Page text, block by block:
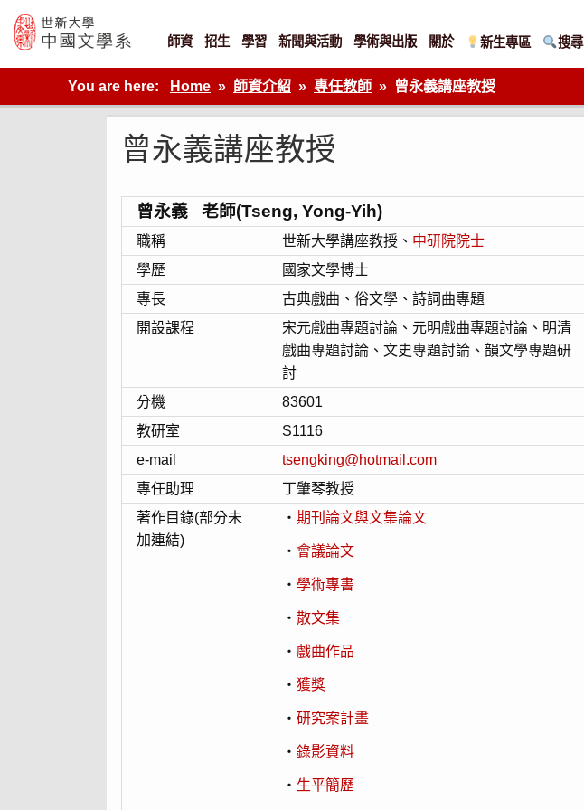
content
世新大學教學單位的網站
師資 招生 學習 新聞與活動 學術與出版 關於 新生專區 搜尋
You are here: Home 師資介紹 專任教師 曾永義講座教授
曾永義講座教授
曾永義 老師(Tseng, Yong-Yih)
職稱 世新大學講座教授、 中研院院士
學歷
國家文學博士
專長
古典戲曲、俗文學、詩詞曲專題
開設課程
宋元戲曲專題討論、元明戲曲專題討論、明清
戲曲專題討論、文史專題討論、韻文學專題研
討
分機
83601
教研室
S1116
e-mail
tsengking@hotmail.com
專任助理
丁肇琴教授
著作目錄(部分未
加連結)
‧期刊論文與文集論文
‧會議論文
‧學術專書
‧散文集
‧ 戲曲作品
‧獲獎
‧研究案計畫
‧錄影資料
‧ 生平簡歷